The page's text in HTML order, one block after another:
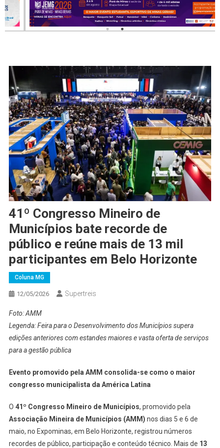
41º Congresso Mineiro de
Municípios bate recorde de
público e reúne mais de 13 mil
participantes em Belo Horizonte
Coluna MG
12/05/2026 Supertreis
Foto: AMM
Legenda: Feira para o Desenvolvimento dos Municípios supera
edições anteriores com estandes maiores e vasta oferta de serviços
para a gestão pública
Evento promovido pela AMM consolida-se como o maior
congresso municipalista da América Latina
O 41º Congresso Mineiro de Municípios, promovido pela
Associação Mineira de Municípios (AMM) nos dias 5 e 6 de
maio, no Expominas, em Belo Horizonte, registrou números
recordes de público, participação e conteúdo técnico. Mais de 13